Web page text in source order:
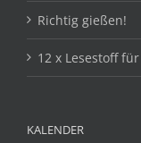
Richtig gießen!
12 x Lesestoff
KALENDER